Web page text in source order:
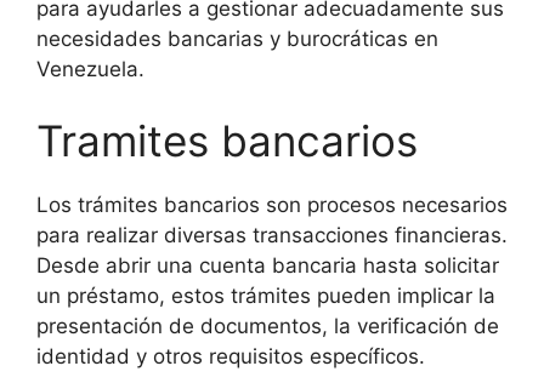
para ayudarles a gestionar adecuadamente sus
necesidades bancarias y burocráticas en
Venezuela.
Tramites bancarios
Los trámites bancarios son procesos necesarios
para realizar diversas transacciones financieras.
Desde abrir una cuenta bancaria hasta solicitar
un préstamo, estos trámites pueden implicar la
presentación de documentos, la verificación de
identidad y otros requisitos específicos.